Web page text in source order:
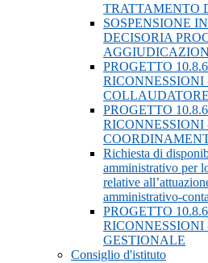
TRATTAMENTO
SOSPENSIONE
DECISORIA
PROGETTO
COLLAUDATORE
PROGETTO
Richiesta di
amministrativo per
relative
amministrativo-
PROGETTO
RICONNESSIONI
GESTIONALE
Consiglio d'istituto